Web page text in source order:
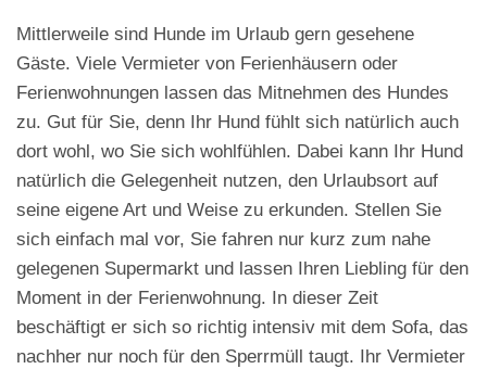
Mittlerweile sind Hunde im Urlaub gern gesehene
Gäste. Viele Vermieter von Ferienhäusern oder
Ferienwohnungen lassen das Mitnehmen des Hundes
zu. Gut für Sie, denn Ihr Hund fühlt sich natürlich auch
dort wohl, wo Sie sich wohlfühlen. Dabei kann Ihr Hund
natürlich die Gelegenheit nutzen, den Urlaubsort auf
seine eigene Art und Weise zu erkunden. Stellen Sie
sich einfach mal vor, Sie fahren nur kurz zum nahe
gelegenen Supermarkt und lassen Ihren Liebling für den
Moment in der Ferienwohnung. In dieser Zeit
beschäftigt er sich so richtig intensiv mit dem Sofa, das
nachher nur noch für den Sperrmüll taugt. Ihr Vermieter